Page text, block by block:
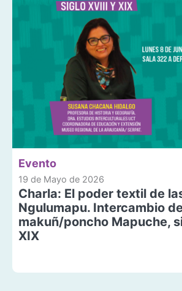
Evento
19 de Mayo de 2026
Charla: El poder textil de
Ngulumapu. Intercambio
makuñ/poncho Mapuche,
XIX